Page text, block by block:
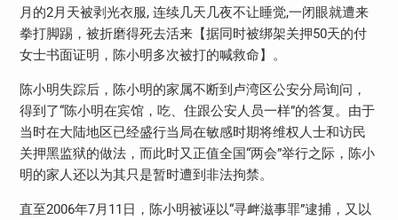
月的2月天被剥光衣服, 连续几天几夜不让睡觉,一闭眼就遭来
拳打脚踢，被折磨得死去活来【据同时被绑架关押50天的付
女士书面证明，陈小明多次被打的喊救命】。
陈小明失踪后，陈小明的家属不断到卢湾区公安分局询问，
得到了“陈小明在宾馆，吃、住跟公安人员一样”的答复。由于
当时在大陆地区已经盛行当局在敏感时期将维权人士和访民
关押黑监狱的做法，而此时又正值全国“两会”举行之际，陈小
明的家人还以为其只是暂时遭到非法拘禁。
直至2006年7月 11 日，陈小明被诬以“寻衅滋事罪”逮捕，又以